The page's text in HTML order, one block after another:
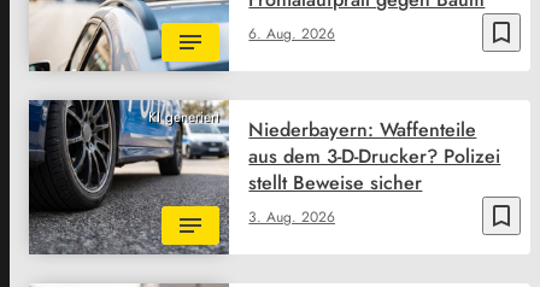
bookmark_border
6. Aug. 2026
KI generiert
bookmark_border
3. Aug. 2026
Niederbayern: Waffenteile
aus dem 3-D-Drucker? Polizei
stellt Beweise sicher